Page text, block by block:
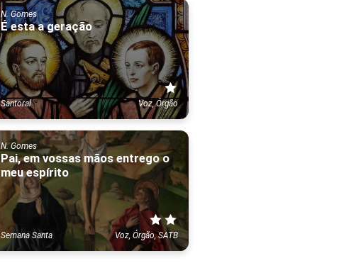
N. Gomes
É esta a geração
Santoral Voz, Órgão
N. Gomes
Pai, em vossas mãos entrego o
meu espírito
Semana Santa Voz, Órgão, SATB